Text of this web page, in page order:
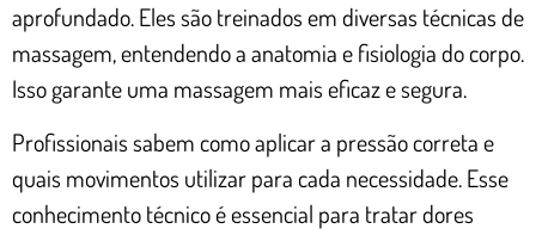
aprofundado. Eles são treinados em diversas técnicas de
massagem, entendendo a anatomia e fisiologia do corpo.
Isso garante uma massagem mais eficaz e segura.
Profissionais sabem como aplicar a pressão correta e
quais movimentos utilizar para cada necessidade. Esse
conhecimento técnico é essencial para tratar dores